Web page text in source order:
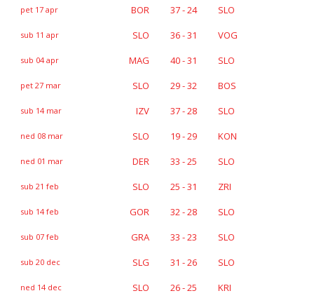
pet 17 apr BOR 37 - 24 SLO
sub 11 apr SLO 36 - 31 VOG
sub 04 apr MAG 40 - 31 SLO
pet 27 mar SLO 29 - 32 BOS
sub 14 mar IZV 37 - 28 SLO
ned 08 mar SLO 19 - 29 KON
ned 01 mar DER 33 - 25 SLO
sub 21 feb SLO 25 - 31 ZRI
sub 14 feb GOR 32 - 28 SLO
sub 07 feb GRA 33 - 23 SLO
sub 20 dec SLG 31 - 26 SLO
ned 14 dec SLO 26 - 25 KRI